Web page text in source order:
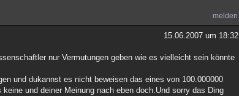
melden
15.06.2007 um 18:32
nur Vermutungen geben wie es vielleicht sein könnte
und dukannst es nicht beweisen das eines von 100.000000
und deiner Meinung nach eben doch.Und sorry das Ding